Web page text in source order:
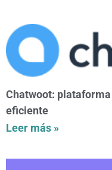
Chatwoot:
eficiente
Leer más »